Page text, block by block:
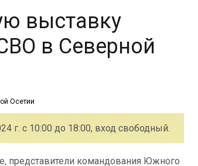
выставку
в Северной
г. с 10:00 до 18:00, вход свободный.
представители командования Южного